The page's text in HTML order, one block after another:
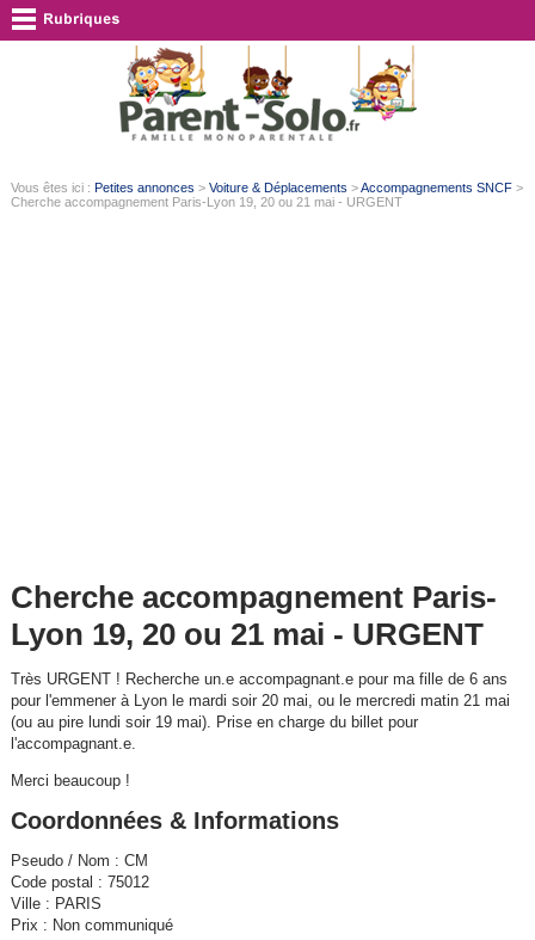
Vous êtes ici : Petites annonces > Voiture & Déplacements >Accompagnements SNCF>
Cherche accompagnement Paris-Lyon 19, 20 ou 21 mai - URGENT
Cherche accompagnement Paris-
Lyon 19, 20 ou 21 mai - URGENT
Très URGENT ! Recherche un.e accompagnant.e pour ma fille de 6 ans
pour l'emmener à Lyon le mardi soir 20 mai, ou le mercredi matin 21 mai
(ou au pire lundi soir 19 mai). Prise en charge du billet pour
l'accompagnant.e.
Merci beaucoup !
Coordonnées & Informations
Pseudo / Nom : CM
Code postal : 75012
Ville : PARIS
Prix : Non communiqué